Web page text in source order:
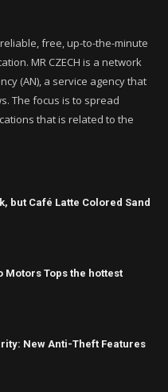
free, up-to-the-minute
MR CZECH is a network
(AN), a service agency that
The focus is to spread
that is related to the
but Café Latte Colored Sand
Motors Tops the hottest
New Anti-Theft Features